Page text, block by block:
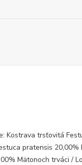
Kostrava trsťovitá
pratensis
Mätonoch trváci /